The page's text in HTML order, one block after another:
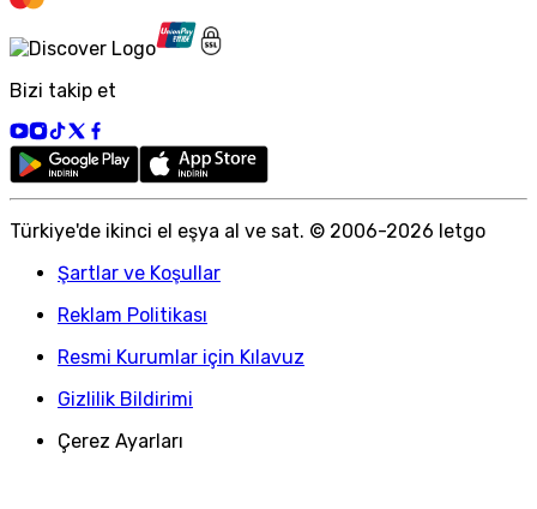
Bizi takip et
Türkiye'de ikinci el eşya al ve sat. © 2006-2026 letgo
Şartlar ve Koşullar
Reklam Politikası
Resmi Kurumlar için Kılavuz
Gizlilik Bildirimi
Çerez Ayarları